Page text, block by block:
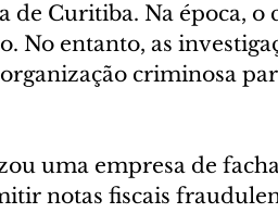
de Curitiba. Na época,
No entanto, as
criminosa
uma empresa de
notas fiscais